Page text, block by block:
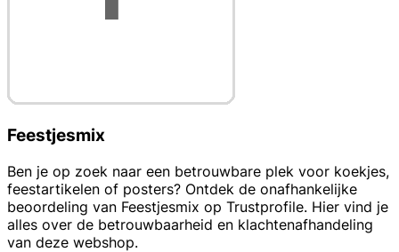
Feestjesmix
Ben je op zoek naar een betrouwbare plek voor koekjes,
feestartikelen of posters? Ontdek de onafhankelijke
beoordeling van Feestjesmix op Trustprofile. Hier vind je
alles over de betrouwbaarheid en klachtenafhandeling
van deze webshop.